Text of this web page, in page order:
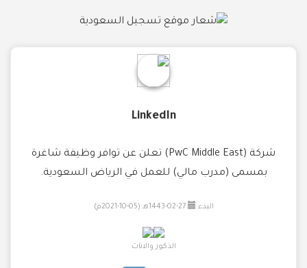
LinkedIn
شركة (PwC Middle East) تعلن عن توافر وظيفة شاغرة
بمسمى (مدرب مالي) للعمل في الرياض السعودية.
البدء: 27-02-1443هـ (05-10-2021م)
الذكور والاناث